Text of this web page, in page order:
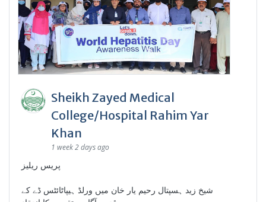
Sheikh Zayed Medical
College/Hospital Rahim Yar
Khan
1 week 2 days ago
پریس ریلیز
شیخ زید ہسپتال رحیم یار خان میں ورلڈ ہیپاٹائٹس ڈے کے